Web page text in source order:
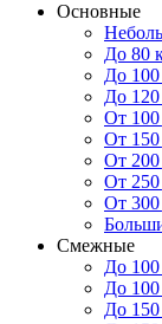
Основные
До 80
До
До
От
От
От
От
От
Смежные
До
До 100
До